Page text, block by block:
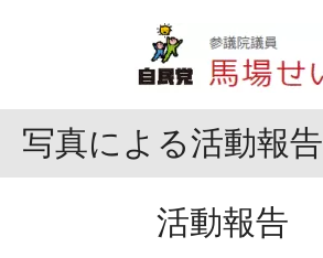
写真による活動報告
活動報告